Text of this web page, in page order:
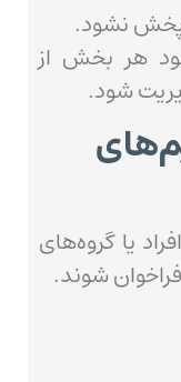
پخش نشود.
هر بخش از
شود.
یا گروه‌های
شوند.